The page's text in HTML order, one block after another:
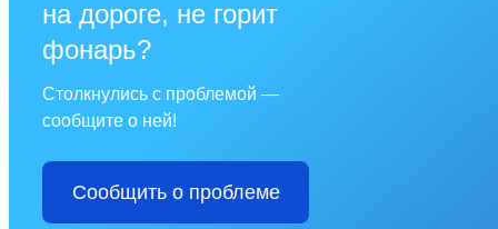
на дороге, не горит
фонарь?
Столкнулись с проблемой —
сообщите о ней!
Сообщить о проблеме